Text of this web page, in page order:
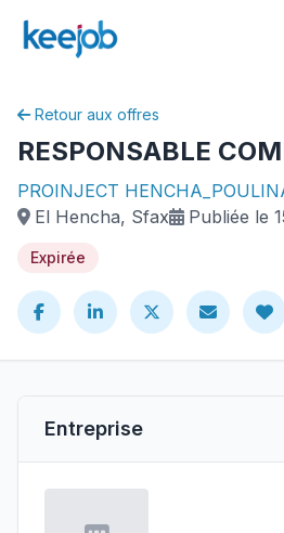
Retour aux offres
RESPONSABLE
PROINJECT
El Hencha, Sfax
Publiée le
Expirée
Entreprise